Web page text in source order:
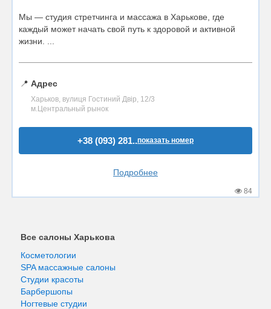
Мы — студия стретчинга и массажа в Харькове, где
каждый может начать свой путь к здоровой и активной
жизни. ...
📍 Адрес
Харьков, вулиця Гостиний Двір, 12/3
м.Центральный рынок
+38 (093) 281..показать номер
Подробнее
84
Все салоны Харькова
Косметологии
SPA массажные салоны
Студии красоты
Барбершопы
Ногтевые студии